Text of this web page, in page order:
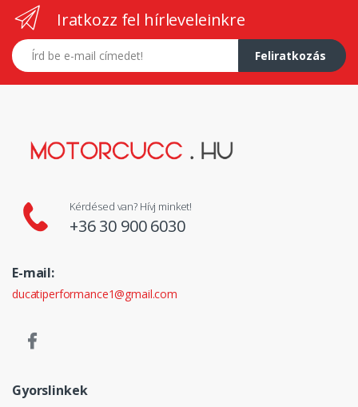
Iratkozz fel hírleveleinkre
E-mail címed
Feliratkozás
Kérdésed van? Hívj minket!
+36 30 900 6030
E-mail:
ducatiperformance1@gmail.com
Gyorslinkek